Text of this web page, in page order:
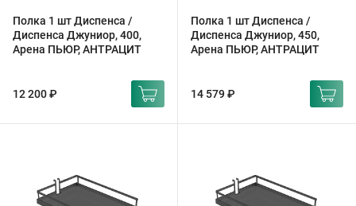
Полка 1 шт Диспенса /
Диспенса Джуниор, 400,
Арена ПЬЮР, АНТРАЦИТ
12 200 ₽
Полка 1 шт Диспенса /
Диспенса Джуниор, 450,
Арена ПЬЮР, АНТРАЦИТ
14 579 ₽